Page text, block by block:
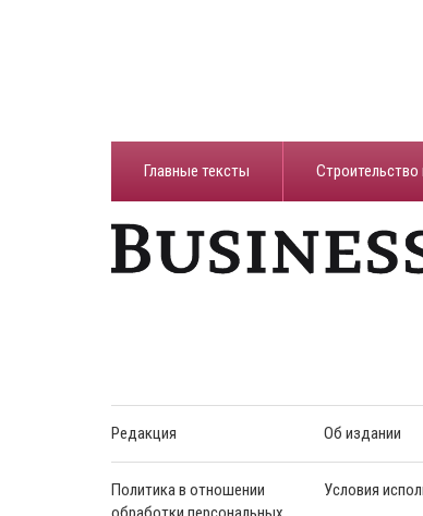
Главные тексты
Редакция Об издании
Политика в отношении
Условия